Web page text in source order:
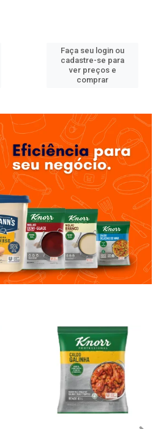
Faça seu login ou
cadastre-se para
ver preços e
comprar